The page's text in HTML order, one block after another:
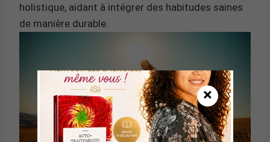
holistique, aidant à intégrer des habitudes saines
de manière durable.
×